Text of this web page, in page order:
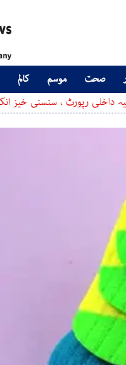
صحت موسم کالم
، سنسنی خیز انکشافات